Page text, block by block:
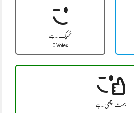
ٹھیک ہے
0 Votes
بہت اچھی ہے